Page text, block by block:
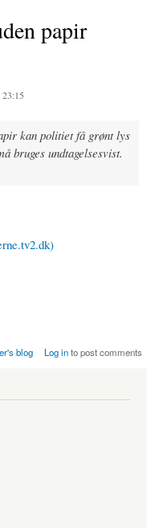
papir
kan politiet få grønt lys
bruges undtagelsesvist.
blog Log into post comments